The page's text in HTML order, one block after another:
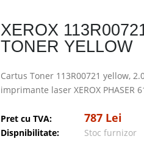
XEROX
TONER YELLOW
Cartus Toner 113R00721 yellow,
imprimante laser XEROX PHASER
Pret cu TVA: 787 Lei
Dispnibilitate: Stoc furnizor